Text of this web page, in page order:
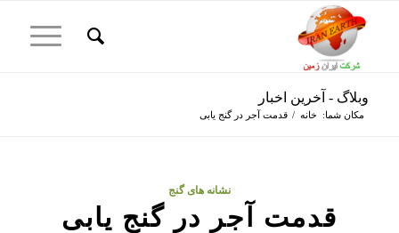
وبلاگ - آخرین اخبار
مکان شما: خانه / قدمت آجر در گنج یابی
نشانه های گنج
قدمت آجر در گنج یابی